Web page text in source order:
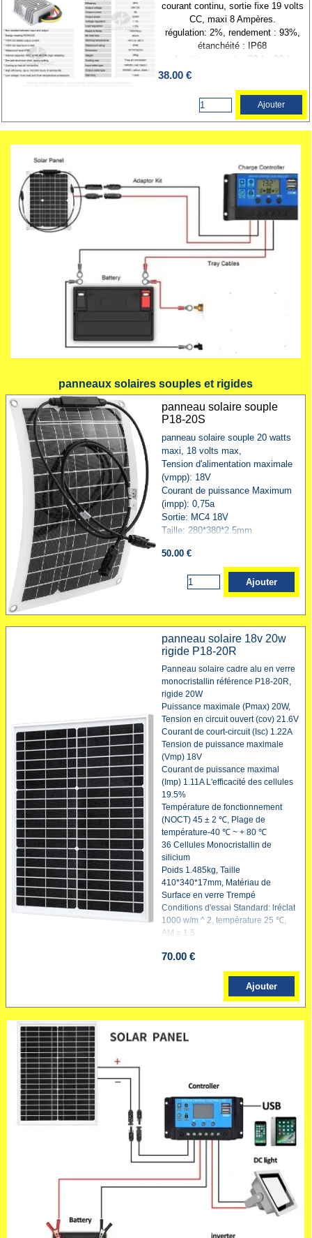
courant continu, sortie fixe 19 volts
CC, maxi 8 Ampères.
régulation: 2%, rendement : 93%,
étanchéité : IP68
fonctionnement : -20 à +80 °
refroidissemnt naturel boitier alu
38.00 €
Ajouter
panneaux solaires souples et rigides
panneau solaire souple
P18-20S
panneau solaire souple 20 watts
maxi, 18 volts max,
Tension d'alimentation maximale
(vmpp): 18V
Courant de puissance Maximum
(impp): 0,75a
Sortie: MC4 18V
Taille: 280*380*2.5mm
50.00 €
Ajouter
panneau solaire 18v 20w
rigide P18-20R
Panneau solaire cadre alu en verre
monocristallin référence P18-20R,
rigide 20W
Puissance maximale (Pmax) 20W,
Tension en circuit ouvert (cov) 21.6V
Courant de court-circuit (Isc) 1.22A
Tension de puissance maximale
(Vmp) 18V
Courant de puissance maximal
(Imp) 1.11A L'efficacité des cellules
19.5%
Température de fonctionnement
(NOCT) 45 ± 2 ℃, Plage de
température-40 ℃ ~ + 80 ℃
36 Cellules Monocristallin de
silicium
Poids 1.485kg, Taille
410*340*17mm, Matériau de
Surface en verre Trempé
Conditions d'essai Standard: lréclat
1000 w/m ^ 2, température 25 ℃,
AM = 1.5
70.00 €
Ajouter